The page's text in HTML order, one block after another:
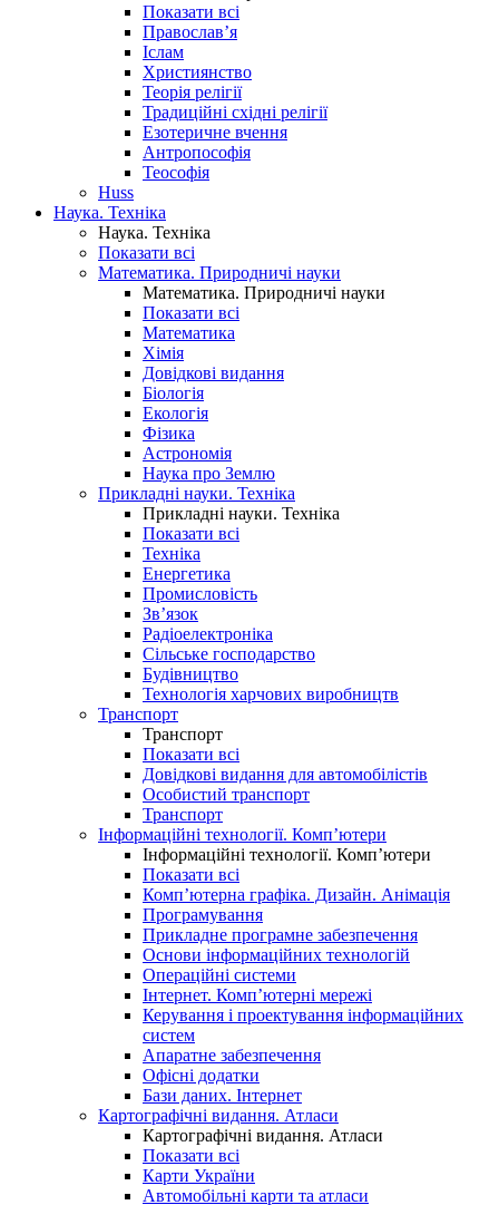
Показати всі
Православ’я
Іслам
Християнство
Теорія релігії
Традиційні східні релігії
Езотеричне вчення
Антропософія
Теософія
Huss
Наука. Техніка
Наука. Техніка
Показати всі
Математика. Природничі науки
Математика. Природничі науки
Показати всі
Математика
Хімія
Довідкові видання
Біологія
Екологія
Фізика
Астрономія
Наука про Землю
Прикладні науки. Техніка
Прикладні науки. Техніка
Показати всі
Техніка
Енергетика
Промисловість
Зв’язок
Радіоелектроніка
Сільське господарство
Будівництво
Технологія харчових виробництв
Транспорт
Транспорт
Показати всі
Довідкові видання для автомобілістів
Особистий транспорт
Транспорт
Інформаційні технології. Комп’ютери
Інформаційні технології. Комп’ютери
Показати всі
Комп’ютерна графіка. Дизайн. Анімація
Програмування
Прикладне програмне забезпечення
Основи інформаційних технологій
Операційні системи
Інтернет. Комп’ютерні мережі
Керування і проектування інформаційних
систем
Апаратне забезпечення
Офісні додатки
Бази даних. Інтернет
Картографічні видання. Атласи
Картографічні видання. Атласи
Показати всі
Карти України
Автомобільні карти та атласи